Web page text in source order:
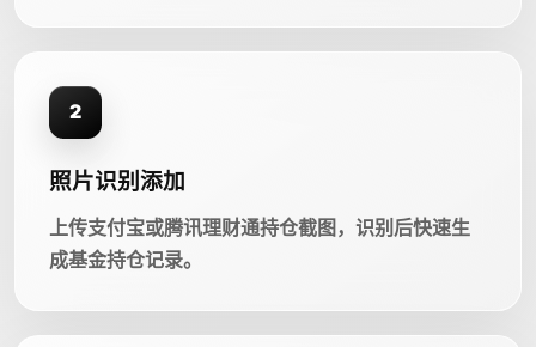
2
照片识别添加
上传支付宝或腾讯理财通持仓截图，识别后快速生
成基金持仓记录。